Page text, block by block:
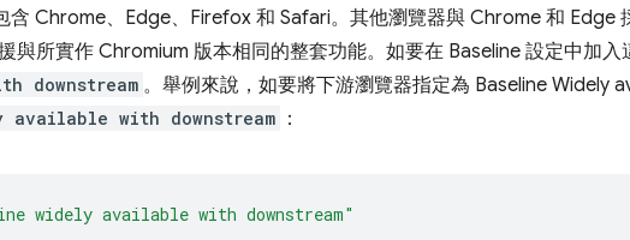
含 Chrome、Edge、Firefox 和 Safari。其他瀏覽器與 Chrome 和 Edge
與所實作 Chromium 版本相同的整套功能。如要在 Baseline 設定中加入
downstream 。舉例來說，如要將下游瀏覽器指定為 Baseline Widely
available with downstream ：
widely available with downstream"